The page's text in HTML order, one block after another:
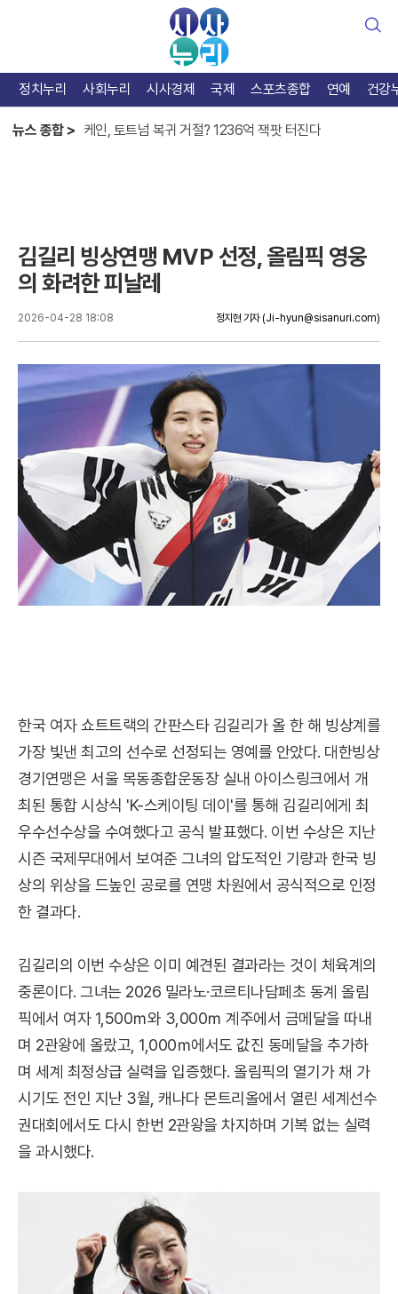
검
정치누리 사회누리 시사경제 국제 스포츠종합 연예 건강
뉴스 종합 >
한준수 홀로서기엔 아직, 베테랑 김태군 가치 증명
케인, 토트넘 복귀 거절? 1236억 잭팟 터진다
김길리 빙상연맹 MVP 선정, 올림픽 영웅
의 화려한 피날레
2026-04-28 18:08 정지현 기자 (Ji-hyun@sisanuri.com)
한국 여자 쇼트트랙의 간판스타 김길리가 올 한 해 빙상계를
가장 빛낸 최고의 선수로 선정되는 영예를 안았다. 대한빙상
경기연맹은 서울 목동종합운동장 실내 아이스링크에서 개
최된 통합 시상식 'K-스케이팅 데이'를 통해 김길리에게 최
우수선수상을 수여했다고 공식 발표했다. 이번 수상은 지난
시즌 국제무대에서 보여준 그녀의 압도적인 기량과 한국 빙
상의 위상을 드높인 공로를 연맹 차원에서 공식적으로 인정
한 결과다.
김길리의 이번 수상은 이미 예견된 결과라는 것이 체육계의
중론이다. 그녀는 2026 밀라노·코르티나담페초 동계 올림
픽에서 여자 1,500ｍ와 3,000ｍ 계주에서 금메달을 따내
며 2관왕에 올랐고, 1,000ｍ에서도 값진 동메달을 추가하
며 세계 최정상급 실력을 입증했다. 올림픽의 열기가 채 가
시기도 전인 지난 3월, 캐나다 몬트리올에서 열린 세계선수
권대회에서도 다시 한번 2관왕을 차지하며 기복 없는 실력
을 과시했다.